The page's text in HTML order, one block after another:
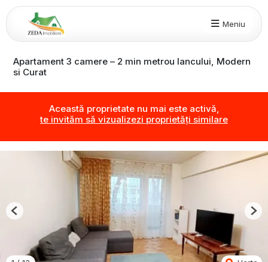
Meniu
Apartament 3 camere – 2 min metrou Iancului, Modern
si Curat
Această proprietate nu mai este activă,
te invităm să vizualizezi proprietăți similare
Previous